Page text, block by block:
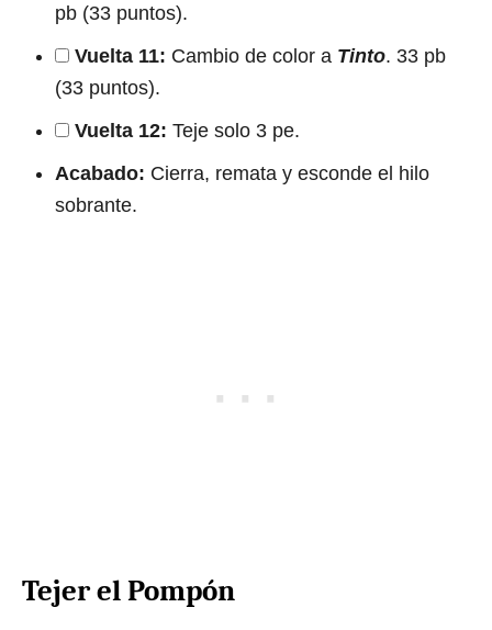
pb (33 puntos).
Vuelta 11: Cambio de color a Tinto. 33 pb
(33 puntos).
Vuelta 12: Teje solo 3 pe.
Acabado: Cierra, remata y esconde el hilo
sobrante.
Tejer el Pompón